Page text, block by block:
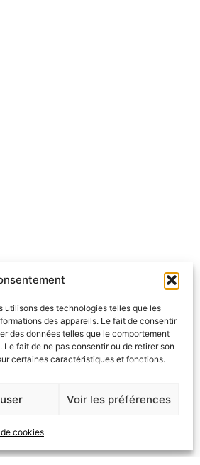
utilisons des technologies telles que les
des appareils. Le fait de consentir
des données telles que le comportement
fait de ne pas consentir ou de retirer son
certaines caractéristiques et fonctions.
Voir les préférences
cookies